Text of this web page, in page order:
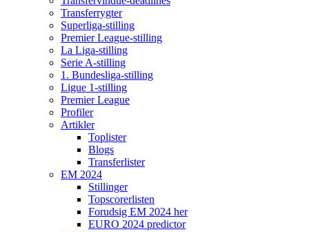
Transferrygter
Superliga-stilling
Premier League-stilling
La Liga-stilling
Serie A-stilling
1. Bundesliga-stilling
Ligue 1-stilling
Premier League
Profiler
Artikler
Toplister
Blogs
Transferlister
EM 2024
Stillinger
Topscorerlisten
Forudsig EM 2024 her
EURO 2024 predictor